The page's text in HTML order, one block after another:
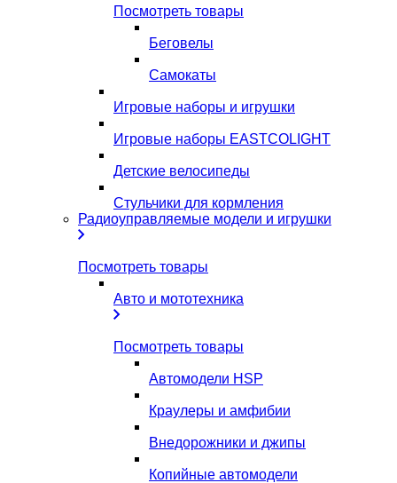
Посмотреть товары
Беговелы
Самокаты
Игровые наборы и игрушки
Игровые наборы EASTCOLIGHT
Детские велосипеды
Стульчики для кормления
Радиоуправляемые модели и игрушки
Посмотреть товары
Авто и мототехника
Посмотреть товары
Автомодели HSP
Краулеры и амфибии
Внедорожники и джипы
Копийные автомодели